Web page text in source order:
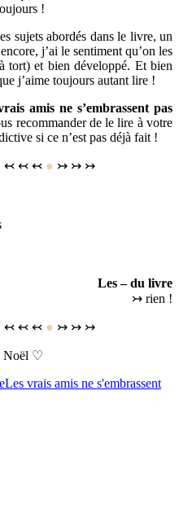
!
sujets abordés dans le livre, un
j’ai le sentiment qu’on les
tort) et bien développé. Et bien
j’aime toujours autant lire !
amis ne s’embrassent pas
recommander de le lire à votre
si ce n’est pas déjà fait !
↢ ↢ ↢ ● ↣ ↣ ↣
Les – du livre
↣ rien !
↢ ↢ ↢ ● ↣ ↣ ↣
Noël ♡
Les vrais amis ne s'embrassent